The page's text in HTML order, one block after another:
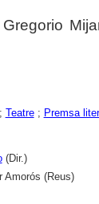
; Teatre; Premsa
(Dir.)
Amorós (Reus)